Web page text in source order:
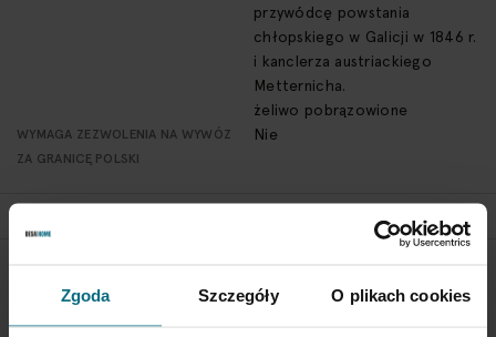
Zgoda Szczegóły O plikach cookies
przywódcę powstania
chłopskiego w Galicji w 1846 r.
i kanclerza austriackiego
Metternicha.
żeliwo pobrązowione
WYMAGA ZEZWOLENIA NA WYWÓZ
ZA GRANICĘ POLSKI
Nie